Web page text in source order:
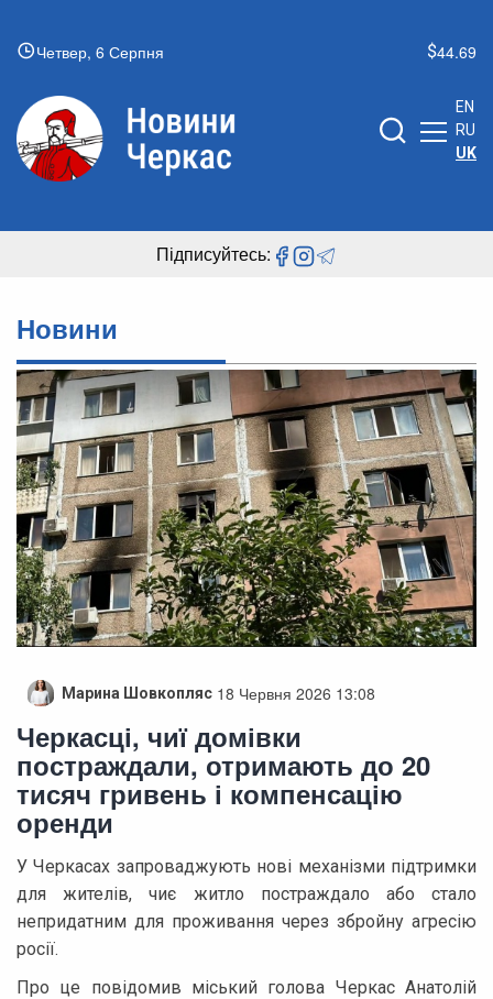
Четвер, 6 Серпня 44.69
EN
RU
UK
Підписуйтесь:
Новини
Марина Шовкопляс 18 Червня 2026 13:08
Черкасці, чиї домівки
постраждали, отримають до 20
тисяч гривень і компенсацію
оренди
У Черкасах запроваджують нові механізми підтримки
для жителів, чиє житло постраждало або стало
непридатним для проживання через збройну агресію
росії.
Про це повідомив міський голова Черкас Анатолій